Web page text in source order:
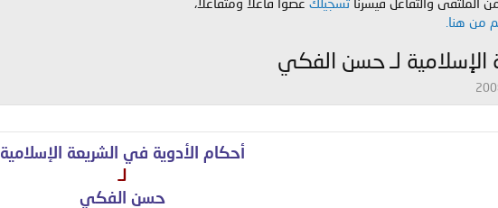
من هنا.
الإسلامية لـ حسن الفكي
أحكام الأدوية في الشريعة الإسلامية
لـ
حسن الفكي